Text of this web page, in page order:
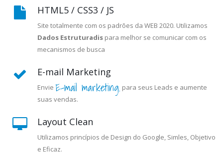
HTML5 / CSS3 / JS
Site totalmente com os padrões da WEB 2020. Utilizamos
Dados Estruturadis para melhor se comunicar com os
mecanismos de busca
E-mail Marketing
Envie E-mail marketing. para seus Leads e aumente
suas vendas.
Layout Clean
Utilizamos princípios de Design do Google, Simles, Objetivo
e Eficaz.